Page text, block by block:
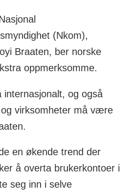
(Nkom),
Braaten, ber norske
oppmerksomme.
internasjonalt, og også
virksomheter må være
en økende trend der
å overta brukerkontoer i
seg inn i selve